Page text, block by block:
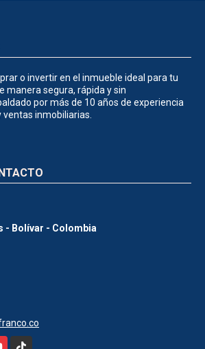
o invertir en el inmueble ideal para tu
manera segura, rápida y sin
por más de 10 años de experiencia
inmobiliarias.
- Bolívar - Colombia
TikTok